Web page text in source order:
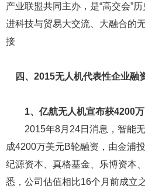
产业联盟共同主办，是“高交会”
进科技与贸易大交流、大融合的
接
四、2015无人机代表性企业融
1、亿航无人机宣布获4200
2015年8月24日消息，智能无
成4200万美元B轮融资，由金浦
纪源资本、真格基金、乐博资本
悉，公司估值相比16个月前成立